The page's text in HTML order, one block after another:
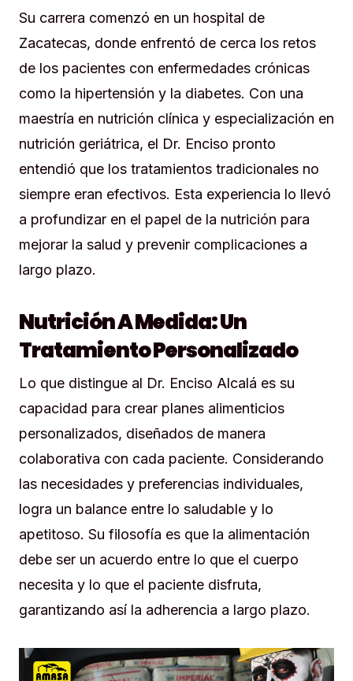
Su carrera comenzó en un hospital de
Zacatecas, donde enfrentó de cerca los retos
de los pacientes con enfermedades crónicas
como la hipertensión y la diabetes. Con una
maestría en nutrición clínica y especialización en
nutrición geriátrica, el Dr. Enciso pronto
entendió que los tratamientos tradicionales no
siempre eran efectivos. Esta experiencia lo llevó
a profundizar en el papel de la nutrición para
mejorar la salud y prevenir complicaciones a
largo plazo.
Nutrición A Medida: Un
Tratamiento Personalizado
Lo que distingue al Dr. Enciso Alcalá es su
capacidad para crear planes alimenticios
personalizados, diseñados de manera
colaborativa con cada paciente. Considerando
las necesidades y preferencias individuales,
logra un balance entre lo saludable y lo
apetitoso. Su filosofía es que la alimentación
debe ser un acuerdo entre lo que el cuerpo
necesita y lo que el paciente disfruta,
garantizando así la adherencia a largo plazo.